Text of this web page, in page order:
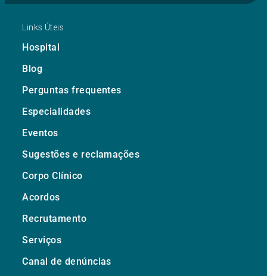
Links Úteis
Hospital
Blog
Perguntas frequentes
Especialidades
Eventos
Sugestões e reclamações
Corpo Clínico
Acordos
Recrutamento
Serviços
Canal de denúncias